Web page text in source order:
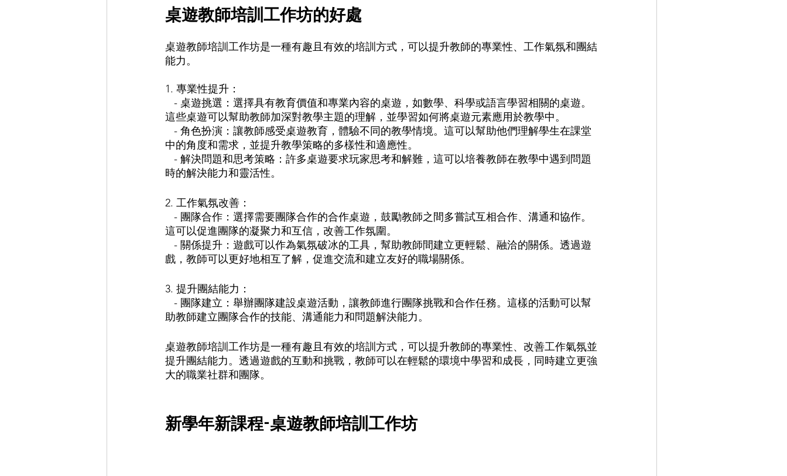
桌遊教師培訓工作坊的好處
桌遊教師培訓工作坊是一種有趣且有效的培訓方式，可以提升教師的專業性、工作氣氛和團結
能力。
1. 專業性提升：
這些桌遊可以幫助教師加深對教學主題的理解，並學習如何將桌遊元素應用於教學中。
中的角度和需求，並提升教學策略的多樣性和適應性。
時的解決能力和靈活性。
2. 工作氣氛改善：
這可以促進團隊的凝聚力和互信，改善工作氛圍。
戲，教師可以更好地相互了解，促進交流和建立友好的職場關係。
3. 提升團結能力：
助教師建立團隊合作的技能、溝通能力和問題解決能力。
桌遊教師培訓工作坊是一種有趣且有效的培訓方式，可以提升教師的專業性、改善工作氣氛並
提升團結能力。透過遊戲的互動和挑戰，教師可以在輕鬆的環境中學習和成長，同時建立更強
大的職業社群和團隊。
新學年新課程-桌遊教師培訓工作坊